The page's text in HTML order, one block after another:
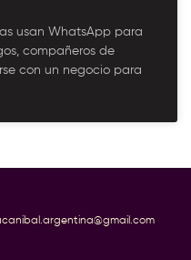
usan WhatsApp para
compañeros de
con un negocio para